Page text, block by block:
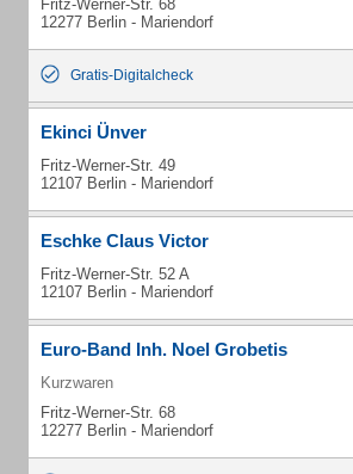
Fritz-Werner-Str. 68
12277 Berlin - Mariendorf
Gratis-Digitalcheck
Ekinci Ünver
Fritz-Werner-Str. 49
12107 Berlin - Mariendorf
Eschke Claus Victor
Fritz-Werner-Str. 52 A
12107 Berlin - Mariendorf
Euro-Band Inh. Noel Grobetis
Kurzwaren
Fritz-Werner-Str. 68
12277 Berlin - Mariendorf